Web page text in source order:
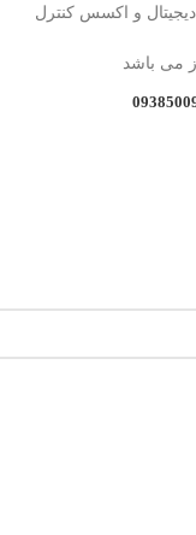
دیجیتال و اکسس کنترل
می باشد